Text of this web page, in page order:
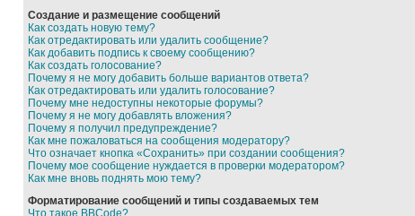
Создание и размещение сообщений
Как создать новую тему?
Как отредактировать или удалить сообщение?
Как добавить подпись к своему сообщению?
Как создать голосование?
Почему я не могу добавить больше вариантов ответа?
Как отредактировать или удалить голосование?
Почему мне недоступны некоторые форумы?
Почему я не могу добавлять вложения?
Почему я получил предупреждение?
Как мне пожаловаться на сообщения модератору?
Что означает кнопка «Сохранить» при создании сообщения?
Почему мое сообщение нуждается в проверки модератором?
Как мне вновь поднять мою тему?
Форматирование сообщений и типы создаваемых тем
Что такое BBCode?